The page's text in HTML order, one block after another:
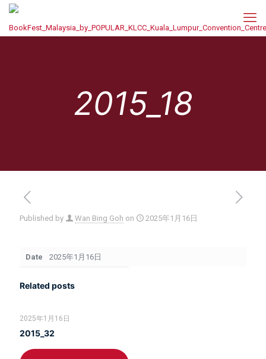
2015_18
Published by Wan Bing Goh on 2025年1月16日
Date 2025年1月16日
Related posts
2025年1月16日
2015_32